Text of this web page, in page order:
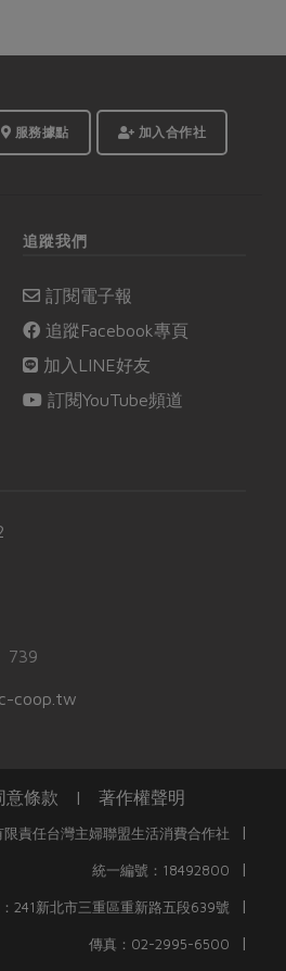
服務據點 加入合作社
追蹤我們
訂閱電子報
追蹤Facebook專頁
加入LINE好友
訂閱YouTube頻道
739
coop.tw
意條款 | 著作權聲明
責任台灣主婦聯盟生活消費合作社 |
統一編號：18492800 |
241新北市三重區重新路五段639號 |
傳真：02-2995-6500 |